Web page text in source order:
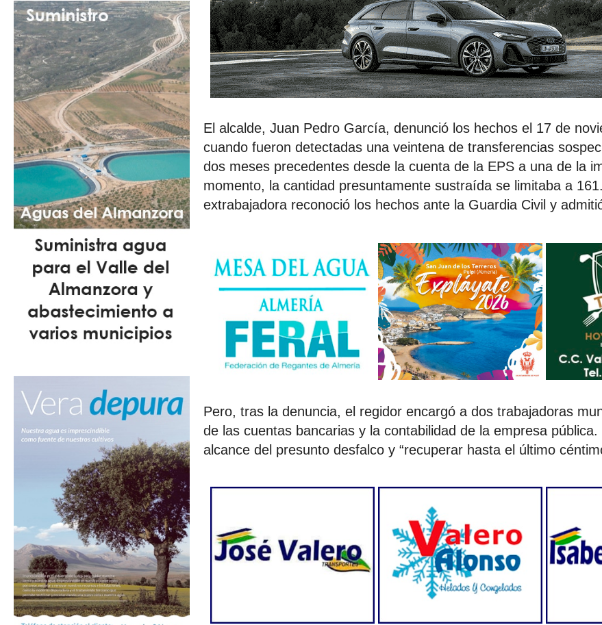
El alcalde, Juan Pedro García, denunció los hechos el 17 de
cuando fueron detectadas una veintena de transferencias
dos meses precedentes desde la cuenta de la EPS a una de la
momento, la cantidad presuntamente sustraída se limitaba a
extrabajadora reconoció los hechos ante la Guardia Civil y
Pero, tras la denuncia, el regidor encargó a dos trabajadoras
de las cuentas bancarias y la contabilidad de la empresa
alcance del presunto desfalco y “recuperar hasta el último